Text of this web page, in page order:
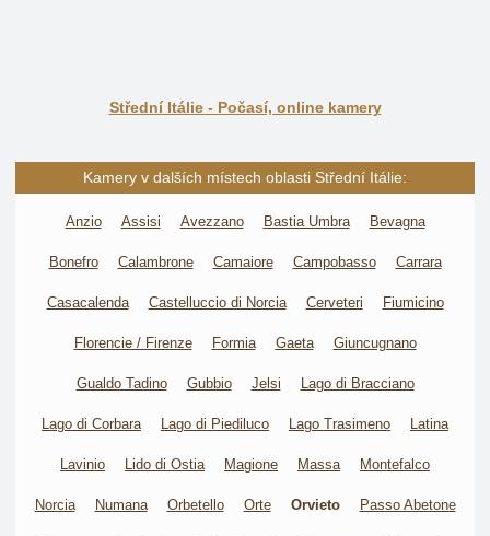
Střední Itálie - Počasí, online kamery
Kamery v dalších místech oblasti Střední Itálie:
Anzio Assisi Avezzano Bastia Umbra Bevagna
Bonefro Calambrone Camaiore Campobasso Carrara
Casacalenda Castelluccio di Norcia Cerveteri Fiumicino
Florencie / Firenze Formia Gaeta Giuncugnano
Gualdo Tadino Gubbio Jelsi Lago di Bracciano
Lago di Corbara Lago di Piediluco Lago Trasimeno Latina
Lavinio Lido di Ostia Magione Massa Montefalco
Norcia Numana Orbetello Orte Orvieto Passo Abetone